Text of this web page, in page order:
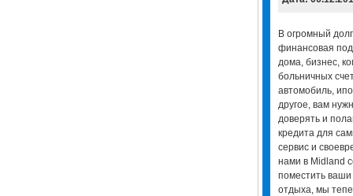
В огромный
финансовая
дома, бизнес,
больничных
автомобиль,
другое, вам
доверять и
кредита для
сервис и
нами в Midland
поместить
отдыха, мы